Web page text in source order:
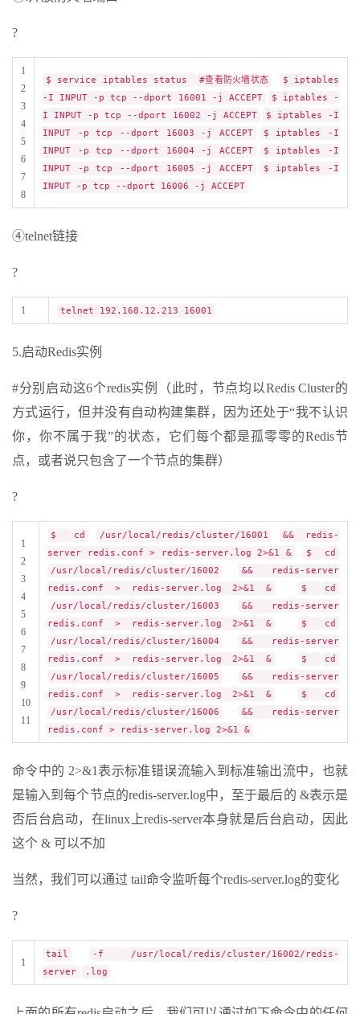
?
1
2
3
4
5
6
7
8
$ service iptables status #查看防火墙状态
$ iptables
-I INPUT -p tcp --dport 16001 -j ACCEPT
$ iptables -
I INPUT -p tcp --dport 16002 -j ACCEPT
$ iptables -I
INPUT -p tcp --dport 16003 -j ACCEPT
$ iptables -I
INPUT -p tcp --dport 16004 -j ACCEPT
$ iptables -I
INPUT -p tcp --dport 16005 -j ACCEPT
$ iptables -I
INPUT -p tcp --dport 16006 -j ACCEPT
④telnet链接
?
1 telnet 192.168.12.213 16001
5.启动Redis实例
#分别启动这6个redis实例（此时，节点均以Redis Cluster的
方式运行，但并没有自动构建集群，因为还处于“我不认识
你，你不属于我”的状态，它们每个都是孤零零的Redis节
点，或者说只包含了一个节点的集群）
?
1
2
3
4
5
6
7
8
9
10
11
$ cd /usr/local/redis/cluster/16001
&& redis-
server redis.conf > redis-server.log 2>&1 &
$
cd
/usr/local/redis/cluster/16002
&& redis-server
redis.conf > redis-server.log 2>&1 &
$
cd
/usr/local/redis/cluster/16003
&& redis-server
redis.conf > redis-server.log 2>&1 &
$
cd
/usr/local/redis/cluster/16004
&& redis-server
redis.conf > redis-server.log 2>&1 &
$
cd
/usr/local/redis/cluster/16005
&& redis-server
redis.conf > redis-server.log 2>&1 &
$
cd
/usr/local/redis/cluster/16006
&& redis-server
redis.conf > redis-server.log 2>&1 &
命令中的 2>&1表示标准错误流输入到标准输出流中，也就
是输入到每个节点的redis-server.log中，至于最后的 &表示是
否后台启动，在linux上redis-server本身就是后台启动，因此
这个 & 可以不加
当然，我们可以通过 tail命令监听每个redis-server.log的变化
?
1
tail -f
/usr/local/redis/cluster/16002/redis-
server
.log